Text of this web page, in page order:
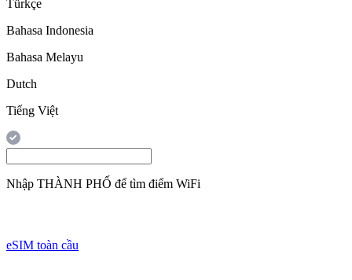
Türkçe
Bahasa Indonesia
Bahasa Melayu
Dutch
Tiếng Việt
Nhập THÀNH PHỐ để tìm điểm WiFi
eSIM toàn cầu